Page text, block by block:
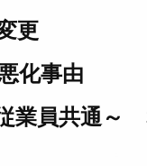
更
化事由
業員共通～